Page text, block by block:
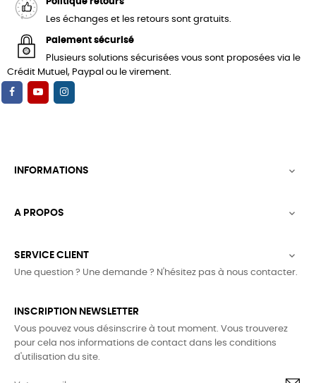
Politique retours
Les échanges et les retours sont gratuits.
Paiement sécurisé
Plusieurs solutions sécurisées vous sont proposées via le
Crédit Mutuel, Paypal ou le virement.
INFORMATIONS 
A PROPOS 
SERVICE CLIENT 
Une question ? Une demande ? N'hésitez pas à nous contacter.
INSCRIPTION NEWSLETTER
Vous pouvez vous désinscrire à tout moment. Vous trouverez
pour cela nos informations de contact dans les conditions
d'utilisation du site.